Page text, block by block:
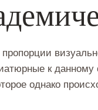
пропорции
к данному
однако